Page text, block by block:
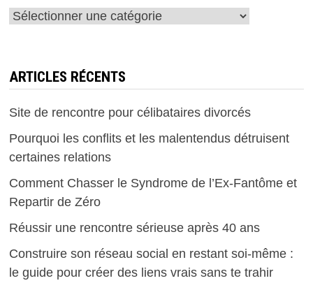
Catégories
ARTICLES RÉCENTS
Site de rencontre pour célibataires divorcés
Pourquoi les conflits et les malentendus détruisent
certaines relations
Comment Chasser le Syndrome de l’Ex-Fantôme et
Repartir de Zéro
Réussir une rencontre sérieuse après 40 ans
Construire son réseau social en restant soi-même :
le guide pour créer des liens vrais sans te trahir